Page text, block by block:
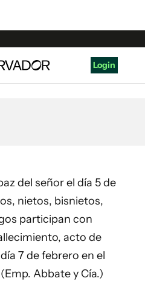
Login
del señor el día 5 de
nietos, bisnietos,
participan con
acto de
7 de febrero en el
Abbate y Cía.)